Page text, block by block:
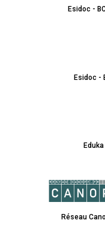
Esidoc -
Esidoc -
Réseau